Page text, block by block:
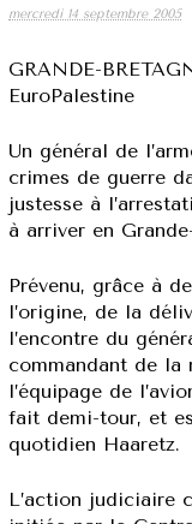
mercredi 14 septembre 2005
GRANDE-
EuroPalestine
Un général de
crimes de guerre
justesse à
à arriver en
Prévenu, grâce à
l’origine, de la
l’encontre du
commandant de la
l’équipage de
fait demi-tour, et
quotidien Haaretz.
L’action judiciaire